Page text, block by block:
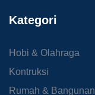
Kategori
Hobi & Olahraga
Kontruksi
Rumah & Bangunan